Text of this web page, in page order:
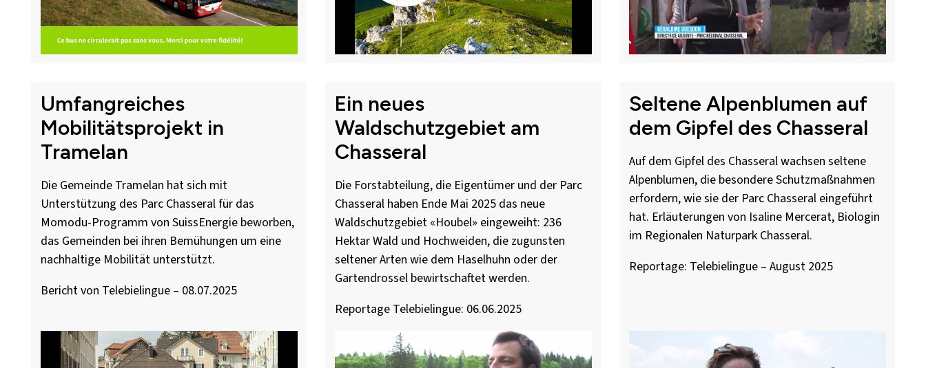
Umfangreiches
Mobilitätsprojekt in
Tramelan
Die Gemeinde Tramelan hat sich mit
Unterstützung des Parc Chasseral für das
Momodu-Programm von SuissEnergie beworben,
das Gemeinden bei ihren Bemühungen um eine
nachhaltige Mobilität unterstützt.
Bericht von Telebielingue – 08.07.2025
Ein neues
Waldschutzgebiet am
Chasseral
Die Forstabteilung, die Eigentümer und der Parc
Chasseral haben Ende Mai 2025 das neue
Waldschutzgebiet «Houbel» eingeweiht: 236
Hektar Wald und Hochweiden, die zugunsten
seltener Arten wie dem Haselhuhn oder der
Gartendrossel bewirtschaftet werden.
Reportage Telebielingue: 06.06.2025
Seltene Alpenblumen auf
dem Gipfel des Chasseral
Auf dem Gipfel des Chasseral wachsen seltene
Alpenblumen, die besondere Schutzmaßnahmen
erfordern, wie sie der Parc Chasseral eingeführt
hat. Erläuterungen von Isaline Mercerat, Biologin
im Regionalen Naturpark Chasseral.
Reportage: Telebielingue – August 2025